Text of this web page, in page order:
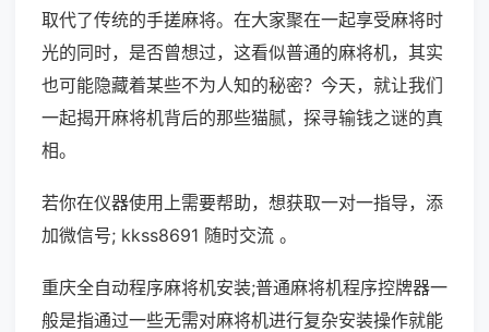
取代了传统的手搓麻将。在大家聚在一起享受麻将时
光的同时，是否曾想过，这看似普通的麻将机，其实
也可能隐藏着某些不为人知的秘密？今天，就让我们
一起揭开麻将机背后的那些猫腻，探寻输钱之谜的真
相。
若你在仪器使用上需要帮助，想获取一对一指导，添
加微信号; kkss8691 随时交流 。
重庆全自动程序麻将机安装;普通麻将机程序控牌器一
般是指通过一些无需对麻将机进行复杂安装操作就能